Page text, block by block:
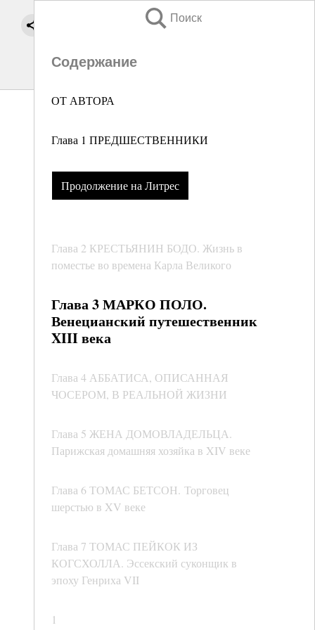
Поиск
Содержание
ОТ АВТОРА
Глава 1 ПРЕДШЕСТВЕННИКИ
Продолжение на Литрес
Глава 2 КРЕСТЬЯНИН БОДО. Жизнь в
поместье во времена Карла Великого
Глава 3 МАРКО ПОЛО.
Венецианский путешественник
XIII века
Глава 4 АББАТИСА, ОПИСАННАЯ
ЧОСЕРОМ, В РЕАЛЬНОЙ ЖИЗНИ
Глава 5 ЖЕНА ДОМОВЛАДЕЛЬЦА.
Парижская домашняя хозяйка в XIV веке
Глава 6 ТОМАС БЕТСОН. Торговец
шерстью в XV веке
Глава 7 ТОМАС ПЕЙКОК ИЗ
КОГСХОЛЛА. Эссекский суконщик в
эпоху Генриха VII
1